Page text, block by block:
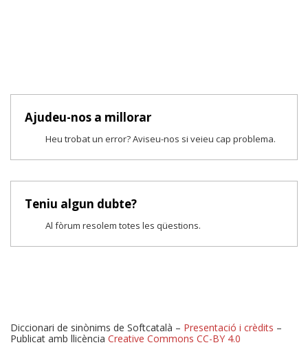
Ajudeu-nos a millorar
Heu trobat un error? Aviseu-nos si veieu cap problema.
Teniu algun dubte?
Al fòrum resolem totes les qüestions.
Diccionari de sinònims de Softcatalà – Presentació i crèdits –
Publicat amb llicència Creative Commons CC-BY 4.0